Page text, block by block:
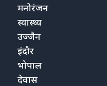
मनोरंजन
स्वास्थ्य
उज्जैन
इंदौर
भोपाल
देवास